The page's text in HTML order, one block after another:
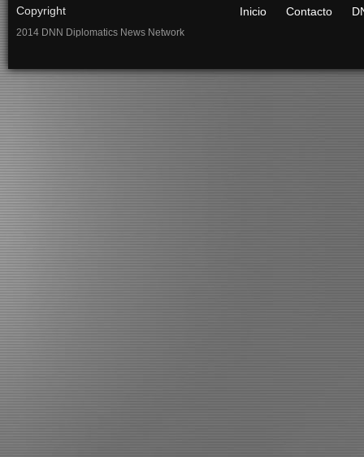
Copyright
2014 DNN Diplomatics News Network
Inicio Contacto